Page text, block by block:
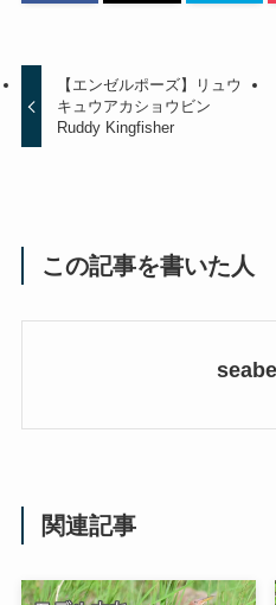
【エンゼルポーズ】リュウ
キュウアカショウビン
Ruddy Kingfisher
この記事を書いた人
関連記事